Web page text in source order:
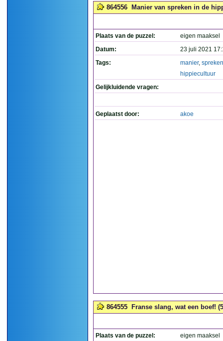
864556 Manier van spreken in de
Plaats van de puzzel:
eigen maaksel
Datum:
23 juli 2021
Tags:
manier, spreken
hippiecultuur
Gelijkluidende vragen:
Geplaatst door: akoe
864555 Franse slang, wat een boef!
Plaats van de puzzel:
eigen maaksel